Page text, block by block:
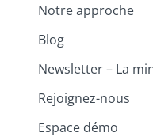
Notre approche
Blog
Newsletter – La
Rejoignez-nous
Espace démo